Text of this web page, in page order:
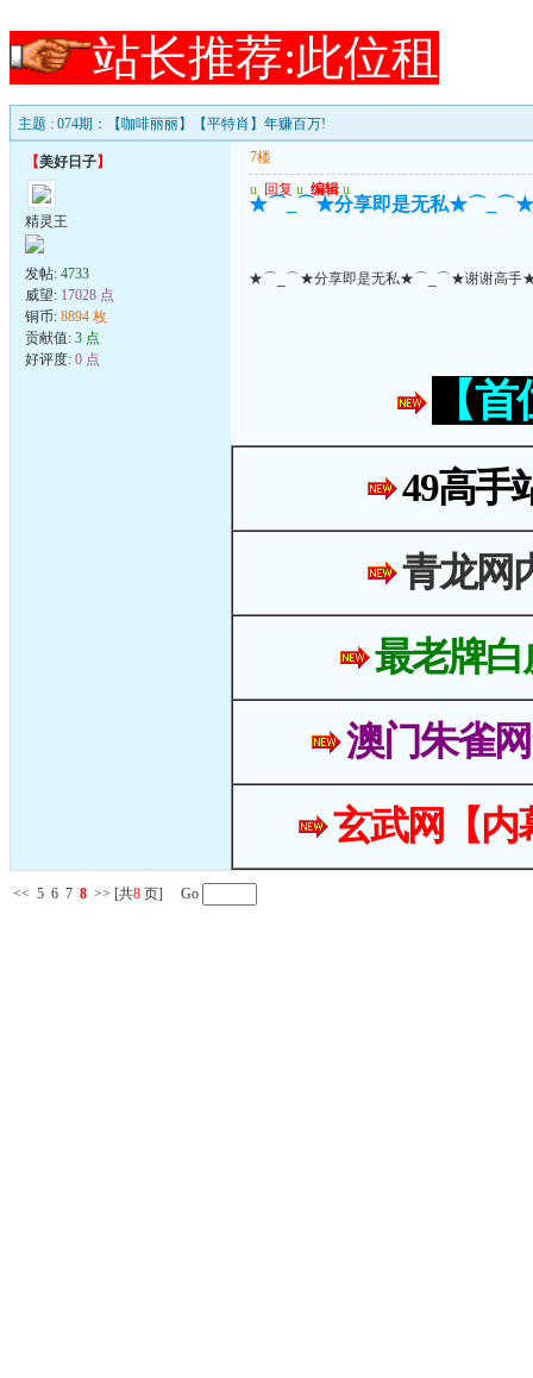
站长推荐:此位租
主题 : 074期：【咖啡丽丽】【平特肖】年赚百万!
【美好日子】
精灵王
发帖: 4733
威望: 17028 点
铜币: 8894 枚
贡献值: 3 点
好评度: 0 点
7楼
u 回复 u 编辑 u
★⌒_⌒★分享即是无私
★⌒_⌒★分享即是无私★⌒_⌒★谢谢高
【
49高手
青龙网
最老牌白
澳门朱雀
玄武网【
<< 5 6 7 8 >> [共8 页] Go